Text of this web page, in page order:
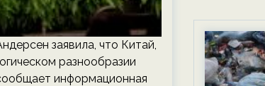
заявила, что Китай,
разнообразии
информационная